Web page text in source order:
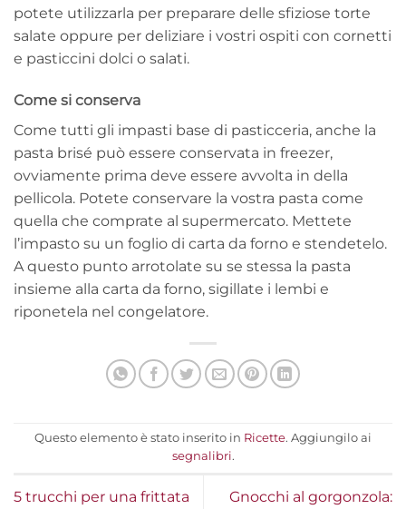
potete utilizzarla per preparare delle sfiziose torte
salate oppure per deliziare i vostri ospiti con cornetti
e pasticcini dolci o salati.
Come si conserva
Come tutti gli impasti base di pasticceria, anche la
pasta brisé può essere conservata in freezer,
ovviamente prima deve essere avvolta in della
pellicola. Potete conservare la vostra pasta come
quella che comprate al supermercato. Mettete
l’impasto su un foglio di carta da forno e stendetelo.
A questo punto arrotolate su se stessa la pasta
insieme alla carta da forno, sigillate i lembi e
riponetela nel congelatore.
Questo elemento è stato inserito in Ricette. Aggiungilo ai
segnalibri.
5 trucchi per una frittata
Gnocchi al gorgonzola: